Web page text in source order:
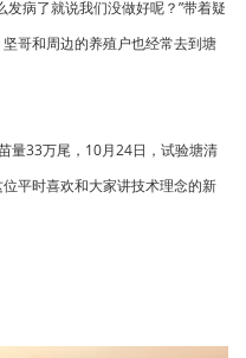
病了就说我们没做好呢？”带着疑
哥和周边的养殖户也经常去到塘
量33万尾，10月24日，试验塘清
平时喜欢和大家讲技术理念的新